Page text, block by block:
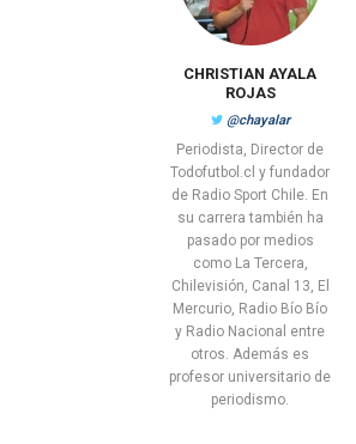
CHRISTIAN AYALA
ROJAS
@chayalar
Periodista, Director de
Todofutbol.cl y fundador
de Radio Sport Chile. En
su carrera también ha
pasado por medios
como La Tercera,
Chilevisión, Canal 13, El
Mercurio, Radio Bío Bío
y Radio Nacional entre
otros. Además es
profesor universitario de
periodismo.